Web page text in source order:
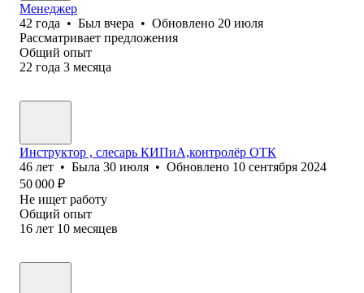
Менеджер
42 года • Был вчера • Обновлено 20 июля
Рассматривает предложения
Общий опыт
22 года 3 месяца
Инструктор , слесарь КИПиА,контролёр ОТК
46 лет • Была 30 июля • Обновлено 10 сентября 2024
50 000 ₽
Не ищет работу
Общий опыт
16 лет 10 месяцев